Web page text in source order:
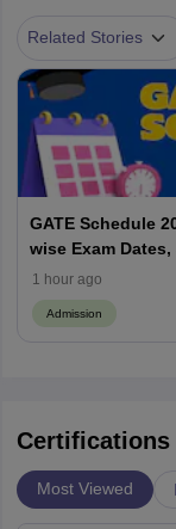
Related Stories
GATE Schedule
wise Exam
1 hour ago
Admission
Certifications
Most Viewed